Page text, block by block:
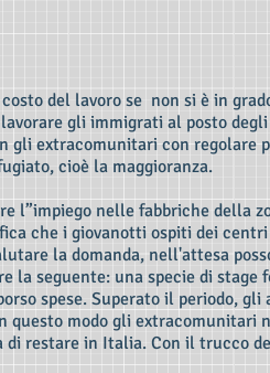
del lavoro se non si è in
gli immigrati al posto
gli extracomunitari con regolare
cioè la maggioranza.
l”impiego nelle fabbriche della
che i giovanotti ospiti dei
la domanda, nell'attesa
la seguente: una specie di
spese. Superato il periodo,
questo modo gli extracomunitari
restare in Italia. Con il trucco